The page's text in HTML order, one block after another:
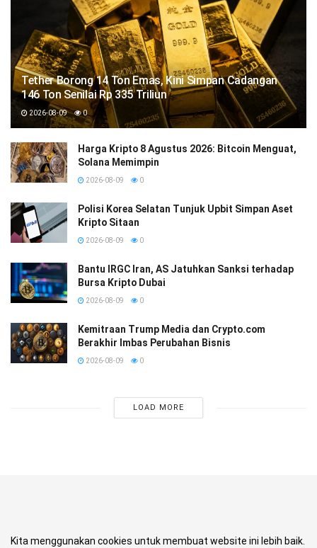
Tether Borong 14 Ton Emas, Kini Simpan Cadangan
146 Ton Senilai Rp 335 Triliun
2026-08-09 0
Harga Kripto 8 Agustus 2026: Bitcoin Menguat,
Solana Memimpin
2026-08-09 0
Polisi Korea Selatan Tunjuk Upbit Simpan Aset
Kripto Sitaan
2026-08-09 0
Bantu IRGC Iran, AS Jatuhkan Sanksi terhadap
Bursa Kripto Dubai
2026-08-09 0
Kemitraan Trump Media dan Crypto.com
Berakhir Imbas Perubahan Bisnis
2026-08-09 0
LOAD MORE
Kita menggunakan cookies untuk membuat website ini lebih baik.